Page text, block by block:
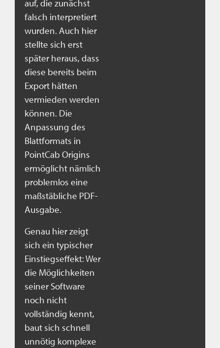
auf, die zunächst
falsch interpretiert
wurden. Auch hier
stellte sich erst
später heraus, dass
diese bereits beim
Export hätten
vermieden werden
können. Die
Anpassung des
Blattformats in
PointCab Origins
ermöglicht nämlich
problemlos eine
maßstäbliche PDF-
Ausgabe.
Genau hier zeigt
sich ein typischer
Einstiegseffekt: Wer
die Möglichkeiten
seiner Software
noch nicht
vollständig kennt,
baut sich schnell
unnötig komplexe